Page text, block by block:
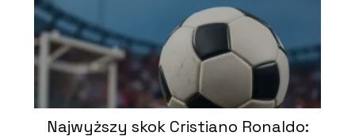
Najwyższy skok Cristiano Ronaldo: